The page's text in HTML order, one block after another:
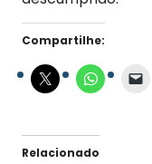
Compartilhe:
Relacionado